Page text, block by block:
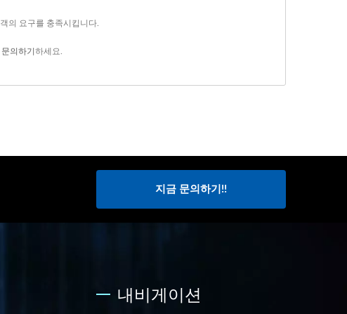
의 요구를 충족시킵니다.
문의하기 하세요.
지금 문의하기!!
내비게이션